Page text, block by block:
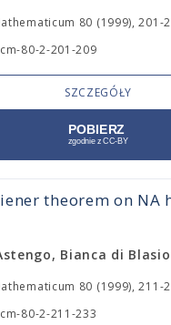
80 (1999), 201-
80-2-201-209
SZCZEGÓŁY
theorem on NA
Bianca di Blasio
80 (1999), 211-
80-2-211-233